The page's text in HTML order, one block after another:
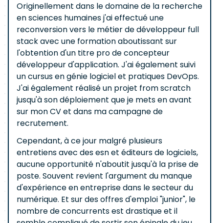
Originellement dans le domaine de la recherche
en sciences humaines j'ai effectué une
reconversion vers le métier de développeur full
stack avec une formation aboutissant sur
l'obtention d'un titre pro de concepteur
développeur d'application. J'ai également suivi
un cursus en génie logiciel et pratiques DevOps.
J'ai également réalisé un projet from scratch
jusqu'à son déploiement que je mets en avant
sur mon CV et dans ma campagne de
recrutement.
Cependant, à ce jour malgré plusieurs
entretiens avec des esn et éditeurs de logiciels,
aucune opportunité n'aboutit jusqu'à la prise de
poste. Souvent revient l'argument du manque
d'expérience en entreprise dans le secteur du
numérique. Et sur des offres d'emploi "junior", le
nombre de concurrents est drastique et il